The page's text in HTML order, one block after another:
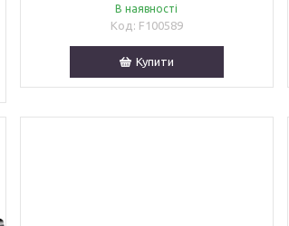
В наявності
F100589
Купити